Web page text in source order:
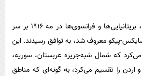
پس از ماه‌ها گفت‌وگو، بریتانیایی‌ها و فرانسوی‌ها در مه ۱۹۱۶ بر سر
پیکو معروف شد، به توافق رسیدند. این
که شمال شبه‌جزیره عربستان، سوریه،
اردن را تقسیم می‌کرد، به گونه‌ای که مناطق